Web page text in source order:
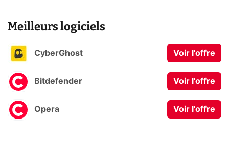
Meilleurs logiciels
CyberGhost Voir l'offre
Bitdefender Voir l'offre
Opera Voir l'offre